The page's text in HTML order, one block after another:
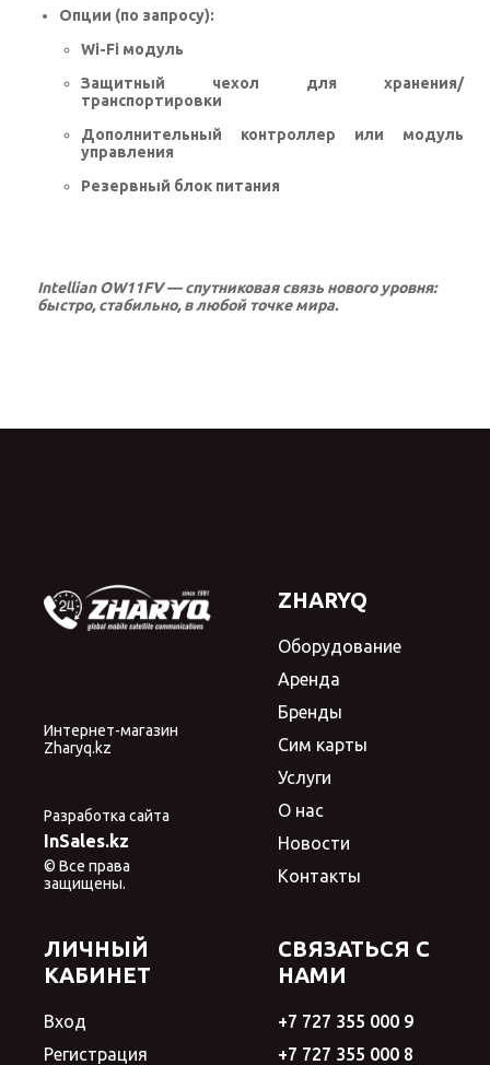
Опции (по запросу):
Wi-Fi модуль
Защитный чехол для хранения/
транспортировки
Дополнительный контроллер или модуль
управления
Резервный блок питания
Intellian OW11FV— спутниковая связь нового уровня:
быстро, стабильно, в любой точке мира.
Интернет-магазин
Zharyq.kz
Разработка сайта
InSales.kz
© Все права
защищены.
ZHARYQ
Оборудование
Аренда
Бренды
Сим карты
Услуги
О нас
Новости
Контакты
ЛИЧНЫЙ
КАБИНЕТ
Вход
Регистрация
СВЯЗАТЬСЯ С
НАМИ
+7 727 355 000 9
+7 727 355 000 8